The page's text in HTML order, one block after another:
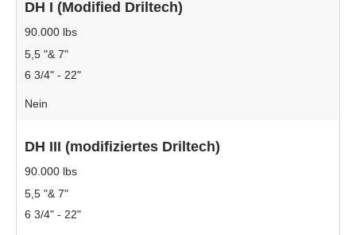
DH I (Modified Driltech)
90.000 lbs
5,5 "& 7"
6 3/4" - 22"
Nein
DH III (modifiziertes Driltech)
90.000 lbs
5,5 "& 7"
6 3/4" - 22"